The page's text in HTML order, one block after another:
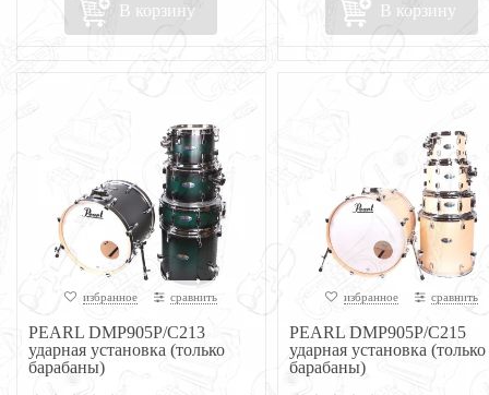
В корзину В корзину
избранное сравнить
PEARL DMP905P/C213
ударная установка (только
барабаны)
избранное сравнить
PEARL DMP905P/C215
ударная установка (только
барабаны)